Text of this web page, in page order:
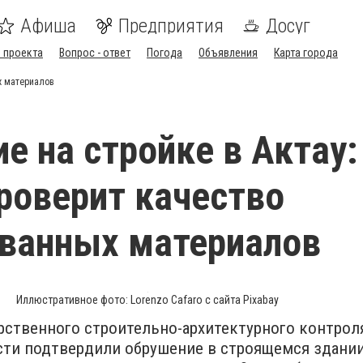
Афиша Предприятия Досуг
Вопрос - ответ Погода Объявления Карта города
материалов
на стройке в Актау:
качество
материалов
Иллюстративное фото: Lorenzo Cafaro с сайта Pixabay
строительно-архитектурного
подтвердили обрушение в строящемся